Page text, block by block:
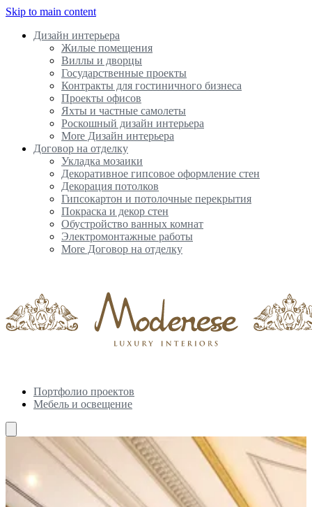
Skip to main content
Дизайн интерьера
Жилые помещения
Виллы и дворцы
Государственные проекты
Контракты для гостиничного бизнеса
Проекты офисов
Яхты и частные самолеты
Роскошный дизайн интерьера
More Дизайн интерьера
Договор на отделку
Укладка мозаики
Декоративное гипсовое оформление стен
Декорация потолков
Гипсокартон и потолочные перекрытия
Покраска и декор стен
Обустройство ванных комнат
Электромонтажные работы
More Договор на отделку
Портфолио проектов
Мебель и освещение